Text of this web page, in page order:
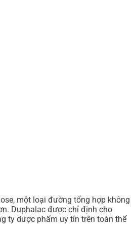
một loại đường tổng hợp không
Duphalac được chỉ định cho
ty dược phẩm uy tín trên toàn thế